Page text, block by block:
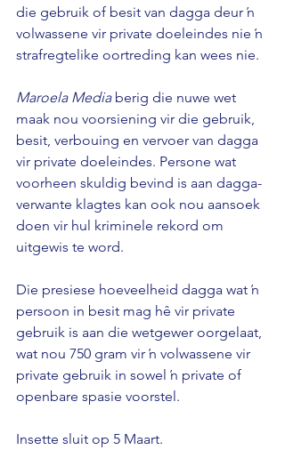
die gebruik of besit van dagga deur ŉ
volwassene vir private doeleindes nie ŉ
strafregtelike oortreding kan wees nie.
Maroela Media berig die nuwe wet
maak nou voorsiening vir die gebruik,
besit, verbouing en vervoer van dagga
vir private doeleindes. Persone wat
voorheen skuldig bevind is aan dagga-
verwante klagtes kan ook nou aansoek
doen vir hul kriminele rekord om
uitgewis te word.
Die presiese hoeveelheid dagga wat ŉ
persoon in besit mag hê vir private
gebruik is aan die wetgewer oorgelaat,
wat nou 750 gram vir ŉ volwassene vir
private gebruik in sowel ŉ private of
openbare spasie voorstel.
Insette sluit op 5 Maart.